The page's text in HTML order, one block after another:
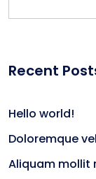
Recent
Hello world!
Doloremque
Aliquam mollit